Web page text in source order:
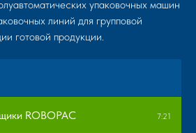
ROBOPAC 7:21
упаковочных машин
линий для групповой
готовой продукции.